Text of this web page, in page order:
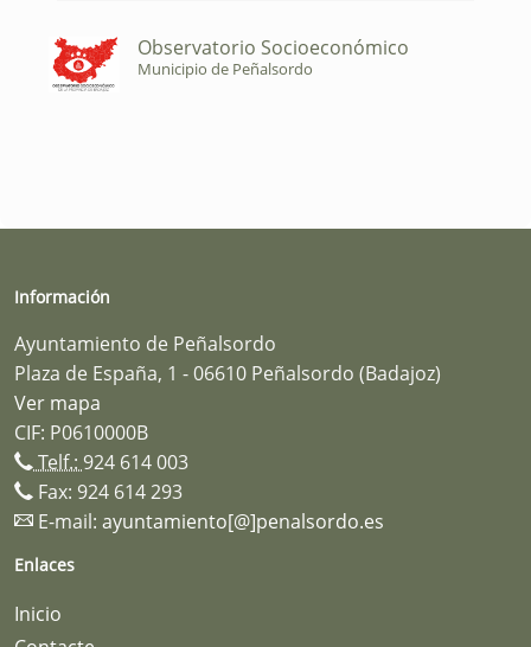
Observatorio Socioeconómico
Municipio de Peñalsordo
Información
Ayuntamiento de Peñalsordo
Plaza de España, 1 - 06610 Peñalsordo (Badajoz)
Ver mapa
CIF: P0610000B
Telf.: 924 614 003
Fax: 924 614 293
E-mail: ayuntamiento[@]penalsordo.es
Enlaces
Inicio